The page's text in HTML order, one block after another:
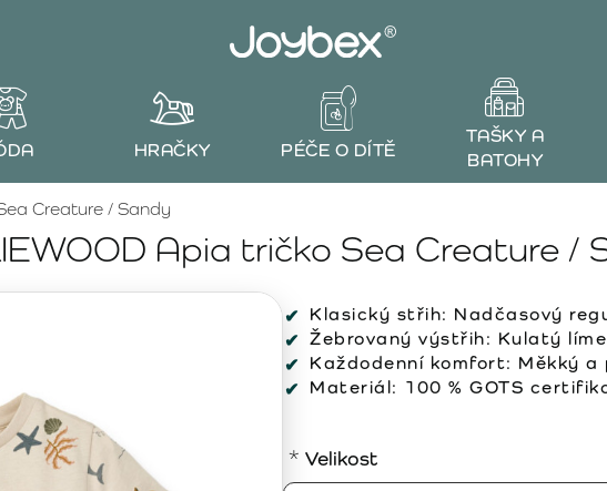
HRAČKY PÉČE O DÍTĚ
TAŠKY A
BATOHY
Apia tričko Sea Creature /
Creature / Sandy
Klasický střih: Nadčasový
Žebrovaný výstřih: Kulatý
Každodenní komfort: Měkký a
Materiál: 100 % GOTS
Velikost